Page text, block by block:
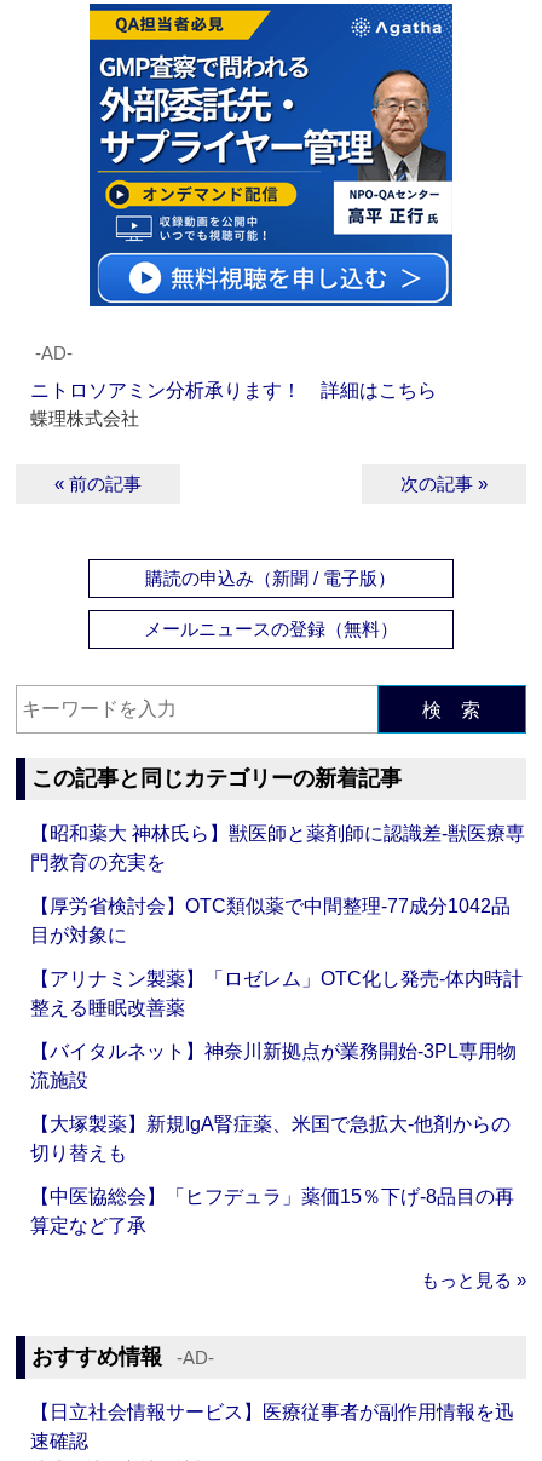
‐AD‐
ニトロソアミン分析承ります！ 詳細はこちら
蝶理株式会社
« 前の記事 次の記事 »
購読の申込み（新聞 / 電子版）
メールニュースの登録（無料）
検 索
この記事と同じカテゴリーの新着記事
【昭和薬大 神林氏ら】獣医師と薬剤師に認識差‐獣医療専
門教育の充実を
【厚労省検討会】OTC類似薬で中間整理‐77成分1042品
目が対象に
【アリナミン製薬】「ロゼレム」OTC化し発売‐体内時計
整える睡眠改善薬
【バイタルネット】神奈川新拠点が業務開始‐3PL専用物
流施設
【大塚製薬】新規IgA腎症薬、米国で急拡大‐他剤からの
切り替えも
【中医協総会】「ヒフデュラ」薬価15％下げ‐8品目の再
算定など了承
もっと見る »
おすすめ情報 ‐AD‐
【日立社会情報サービス】医療従事者が副作用情報を迅
速確認